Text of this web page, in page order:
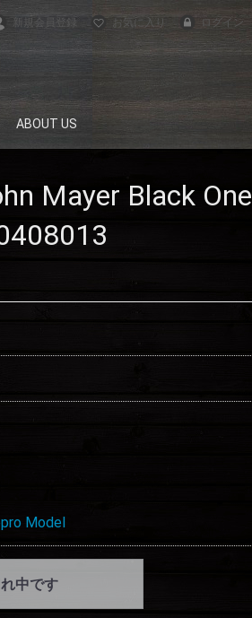
新規会員登録 お気に入り ログイン
ABOUT US
Mayer Black One
Model
中です